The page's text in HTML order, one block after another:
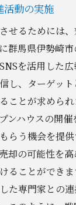
活動の実施
せるためには
群馬県伊勢崎市
を活用した広
し、ターゲッ
ことが求めら
ンハウスの開
らう機会を提
却の可能性を
ることができ
た専門家との